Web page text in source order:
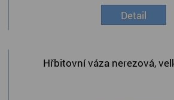
Detail
Hřbitovní váza nerezová,